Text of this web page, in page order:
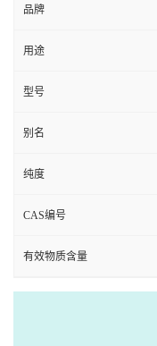
品牌
用途
型号
别名
纯度
CAS编号
有效物质含量